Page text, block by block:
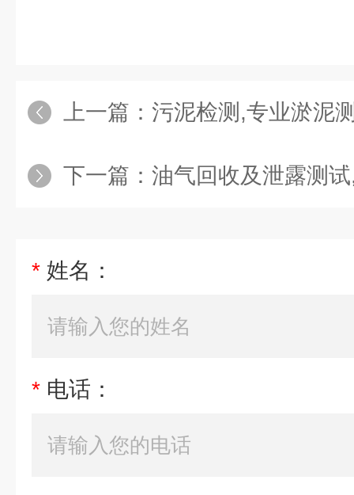
上一篇： 污泥检测,专业淤泥
下一篇： 油气回收及泄露测
* 姓名：
* 电话：